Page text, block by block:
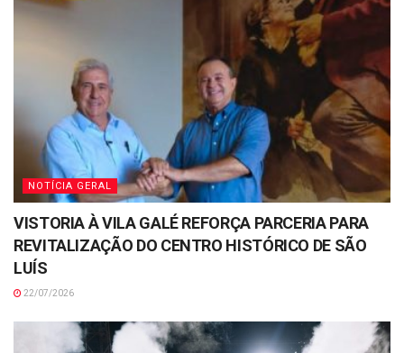
NOTÍCIA GERAL
VISTORIA À VILA GALÉ REFORÇA PARCERIA PARA
REVITALIZAÇÃO DO CENTRO HISTÓRICO DE SÃO
LUÍS
22/07/2026